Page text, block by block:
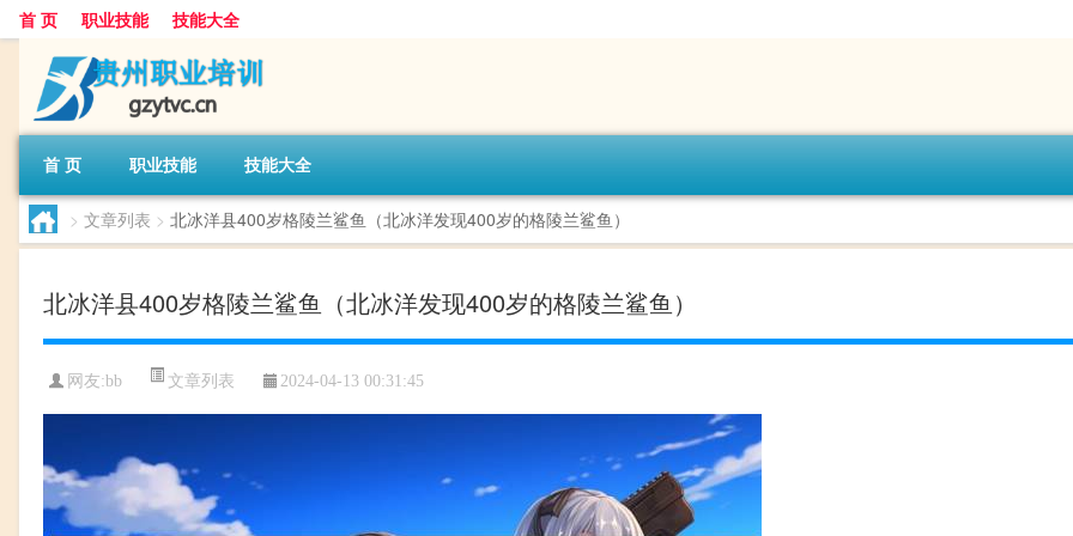
首 页 职业技能 技能大全
首 页 职业技能 技能大全
> 文章列表 > 北冰洋县400岁格陵兰鲨鱼（北冰洋发现400岁的格陵兰鲨鱼）
北冰洋县400岁格陵兰鲨鱼（北冰洋发现400岁的格陵兰鲨鱼）
网友:bb 文章列表 2024-04-13 00:31:45